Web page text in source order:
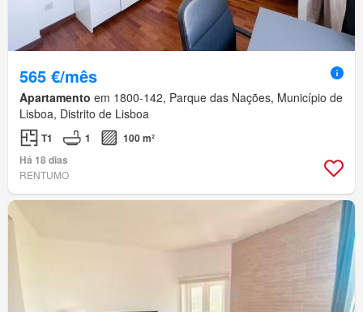
565 €/mês
Apartamento em 1800-142, Parque das Nações, Município de
Lisboa, Distrito de Lisboa
T1 1
100 m²
Há 18 dias
RENTUMO